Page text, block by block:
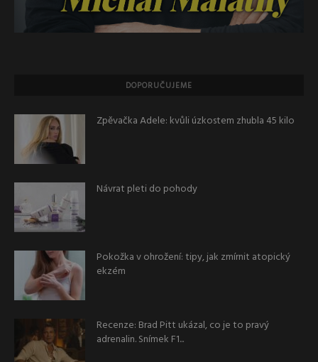
DOPORUČUJEME
Zpěvačka Adele: kvůli úzkostem zhubla 45 kilo
Návrat pleti do pohody
Pokožka v ohrožení: tipy, jak zmírnit atopický
ekzém
Recenze: Brad Pitt ukázal, co je to pravý
adrenalin. Snímek F1...